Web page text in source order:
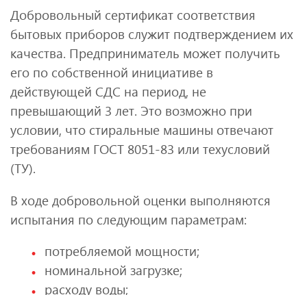
Добровольный сертификат соответствия
бытовых приборов служит подтверждением их
качества. Предприниматель может получить
его по собственной инициативе в
действующей СДС на период, не
превышающий 3 лет. Это возможно при
условии, что стиральные машины отвечают
требованиям ГОСТ 8051-83 или техусловий
(ТУ).
В ходе добровольной оценки выполняются
испытания по следующим параметрам:
потребляемой мощности;
номинальной загрузке;
расходу воды;